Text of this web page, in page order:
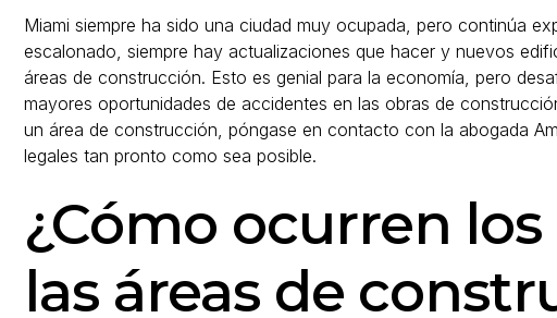
Miami siempre ha sido una ciudad muy ocupada, pero continúa
escalonado, siempre hay actualizaciones que hacer y nuevos
áreas de construcción. Esto es genial para la economía, pero
mayores oportunidades de accidentes en las obras de
un área de construcción, póngase en contacto con la abogada
legales tan pronto como sea posible.
¿Cómo ocurren
las áreas de